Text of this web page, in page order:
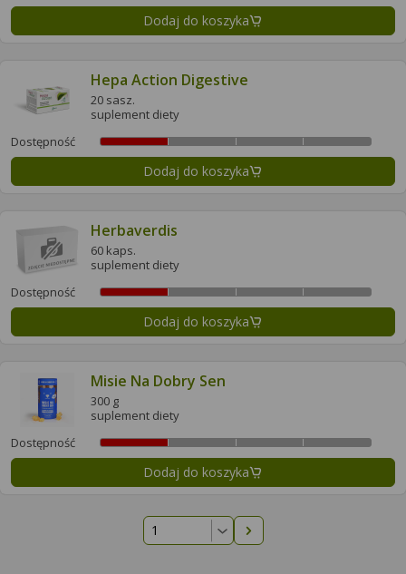
Dodaj do koszyka
Hepa Action Digestive
20 sasz.
suplement diety
Dostępność
Dodaj do koszyka
Herbaverdis
60 kaps.
suplement diety
Dostępność
Dodaj do koszyka
Misie Na Dobry Sen
300 g
suplement diety
Dostępność
Dodaj do koszyka
Następna strona